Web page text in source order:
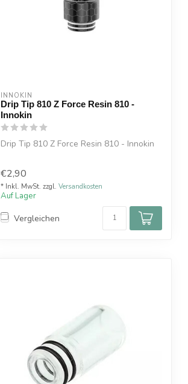
INNOKIN
Drip Tip 810 Z Force Resin 810 -
Innokin
Drip Tip 810 Z Force Resin 810 - Innokin
€2,90
* Inkl. MwSt. zzgl. Versandkosten
Auf Lager
Vergleichen